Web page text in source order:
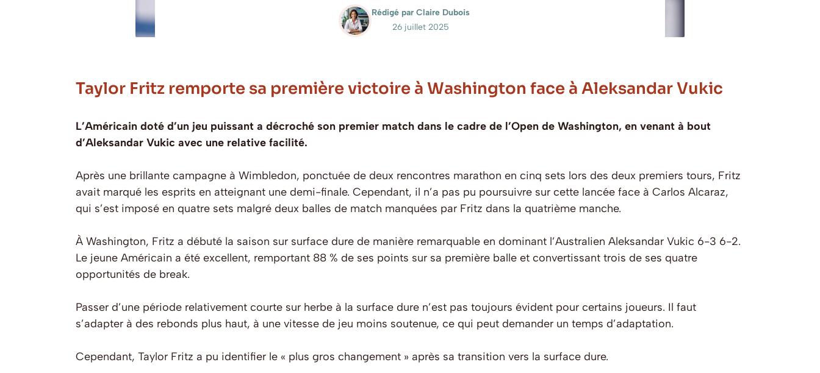
Rédigé par Claire Dubois
26 juillet 2025
Taylor Fritz remporte sa première victoire à Washington face à Aleksandar Vukic
L’Américain doté d’un jeu puissant a décroché son premier match dans le cadre de l’Open de Washington, en venant à bout
d’Aleksandar Vukic avec une relative facilité.
Après une brillante campagne à Wimbledon, ponctuée de deux rencontres marathon en cinq sets lors des deux premiers tours, Fritz
avait marqué les esprits en atteignant une demi-finale. Cependant, il n’a pas pu poursuivre sur cette lancée face à Carlos Alcaraz,
qui s’est imposé en quatre sets malgré deux balles de match manquées par Fritz dans la quatrième manche.
À Washington, Fritz a débuté la saison sur surface dure de manière remarquable en dominant l’Australien Aleksandar Vukic 6-3 6-2.
Le jeune Américain a été excellent, remportant 88 % de ses points sur sa première balle et convertissant trois de ses quatre
opportunités de break.
Passer d’une période relativement courte sur herbe à la surface dure n’est pas toujours évident pour certains joueurs. Il faut
s’adapter à des rebonds plus haut, à une vitesse de jeu moins soutenue, ce qui peut demander un temps d’adaptation.
Cependant, Taylor Fritz a pu identifier le « plus gros changement » après sa transition vers la surface dure.